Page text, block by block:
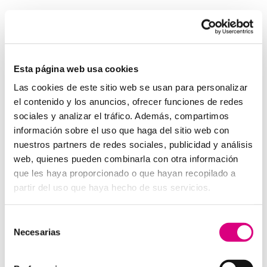
Esta página web usa cookies
Las cookies de este sitio web se usan para personalizar
el contenido y los anuncios, ofrecer funciones de redes
sociales y analizar el tráfico. Además, compartimos
información sobre el uso que haga del sitio web con
nuestros partners de redes sociales, publicidad y análisis
web, quienes pueden combinarla con otra información
que les haya proporcionado o que hayan recopilado a
partir del uso que haya hecho de sus servicios.
Necesarias
tan importante como asegurar una buena red eléctrica.
Losinterfonos IP para aerogeneradoresson una
System Network, tu operadora de telefonía
virtual en España
DesdeTelefonía Virtual Network, te invitamos a
que nos permitas estudiar tu caso particular. Aunque si
lo prefieres, puedes enviarnos un correo electrónico a
virtual@networkes.como llamarnos al900 800 806.
Tenemos más de 15 años de experiencia en
instalación de sistemas de telefonía virtual. Gracias a
su rápida integración, permite gran flexibilidad en el
virtual de centrales telefónicas virtuales dimensionadas
a las necesidades de cada cliente.